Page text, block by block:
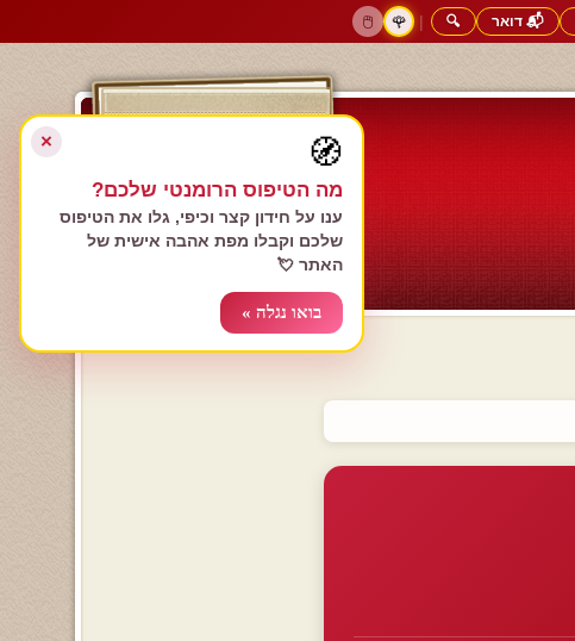
📬 דואר 🔍
|
🌹
🖱️
הרשם עכשיו
התחבר